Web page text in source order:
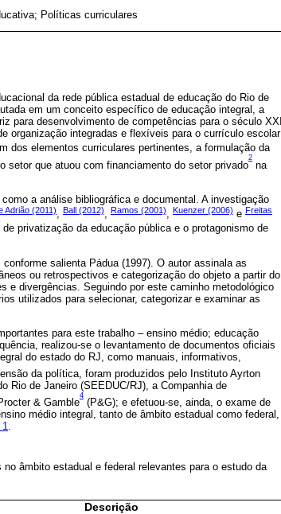
Políticas curriculares
da rede pública estadual de educação do Rio de
em um conceito específico de educação integral, a
para desenvolvimento de competências para o século XXI
organização integradas e flexíveis para o currículo escolar
dos elementos curriculares pertinentes, a formulação da
setor que atuou com financiamento do setor privado
2
na
a análise bibliográfica e documental. A investigação
Adrião (2011), Ball (2012), Ramos (2001), Kuenzer (2006) e Freitas
privatização da educação pública e o protagonismo de
salienta Pádua (1997). O autor assinala as
ou retrospectivos e categorização do objeto a partir do
e divergências. Seguindo por este caminho metodológico
utilizados para selecionar, categorizar e examinar as
para este trabalho – ensino médio; educação
realizou-se o levantamento de documentos oficiais
do estado do RJ, como manuais, informativos,
da política, foram produzidos pelo Instituto Ayrton
Rio de Janeiro (SEEDUC/RJ), a Companhia de
& Gamble
4
(P&G); e efetuou-se, ainda, o exame de
médio integral, tanto de âmbito estadual como federal,
1.
âmbito estadual e federal relevantes para o estudo da
Descrição